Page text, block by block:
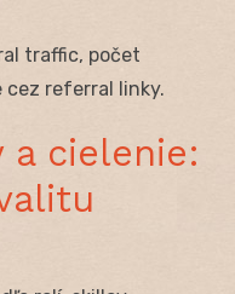
traffic, počet
cez referral linky.
a cielenie: